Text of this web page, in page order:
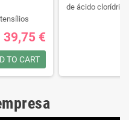
39,75 €
TO CART
de ácido clorídrico